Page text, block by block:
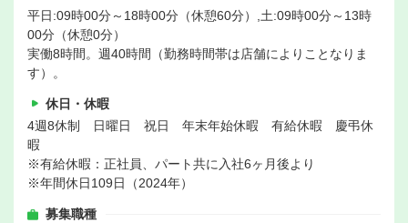
平日:09時00分～18時00分（休憩60分）,土:09時00分～13時
00分（休憩0分）
実働8時間。週40時間（勤務時間帯は店舗によりことなりま
す）。
休日・休暇
4週8休制 日曜日 祝日 年末年始休暇 有給休暇 慶弔休
暇
※有給休暇：正社員、パート共に入社6ヶ月後より
※年間休日109日（2024年）
募集職種